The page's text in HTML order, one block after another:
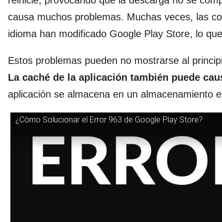
causa muchos problemas. Muchas veces, las
idioma han modificado Google Play Store, lo
Estos problemas pueden no mostrarse al
La caché de la aplicación también puede
aplicación se almacena en un almacenamiento
¿Cómo Solucionar el Error 963 de Google Play Store?